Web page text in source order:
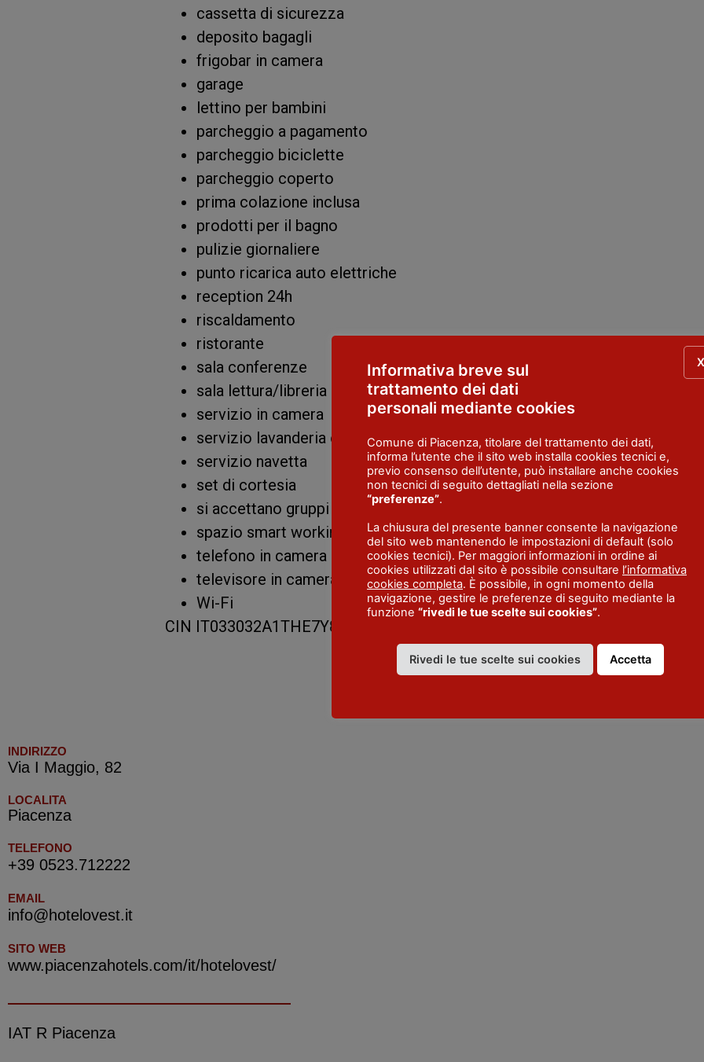
cassetta di sicurezza
deposito bagagli
frigobar in camera
garage
lettino per bambini
parcheggio a pagamento
parcheggio biciclette
parcheggio coperto
prima colazione inclusa
prodotti per il bagno
pulizie giornaliere
punto ricarica auto elettriche
reception 24h
riscaldamento
ristorante
sala conferenze
sala lettura/libreria
servizio in camera
servizio lavanderia e stireria
servizio navetta
set di cortesia
si accettano gruppi
spazio smart working
telefono in camera
televisore in camera
Wi-Fi
CIN IT033032A1THE7Y8CO
INDIRIZZO
Via I Maggio, 82
LOCALITA
Piacenza
TELEFONO
+39 0523.712222
EMAIL
info@hotelovest.it
SITO WEB
www.piacenzahotels.com/it/hotelovest/
IAT R Piacenza
Informativa breve sul
trattamento dei dati
personali mediante cookies
Comune di Piacenza, titolare del trattamento dei dati,
informa l’utente che il sito web installa cookies tecnici e,
previo consenso dell’utente, può installare anche cookies
non tecnici di seguito dettagliati nella sezione
“preferenze”.
La chiusura del presente banner consente la navigazione
del sito web mantenendo le impostazioni di default (solo
cookies tecnici). Per maggiori informazioni in ordine ai
cookies utilizzati dal sito è possibile consultare l’informativa
cookies completa. È possibile, in ogni momento della
navigazione, gestire le preferenze di seguito mediante la
funzione “rivedi le tue scelte sui cookies”.
Rivedi le tue scelte sui cookies Accetta
X